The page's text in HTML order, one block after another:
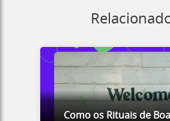
Como os Rituais de